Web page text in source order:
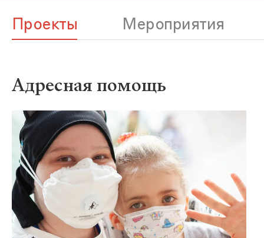
Проекты Мероприятия
Адресная помощь